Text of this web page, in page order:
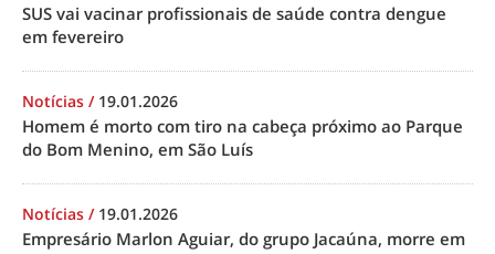
SUS vai vacinar profissionais de saúde contra dengue
em fevereiro
Notícias / 19.01.2026
Homem é morto com tiro na cabeça próximo ao Parque
do Bom Menino, em São Luís
Notícias / 19.01.2026
Empresário Marlon Aguiar, do grupo Jacaúna, morre em